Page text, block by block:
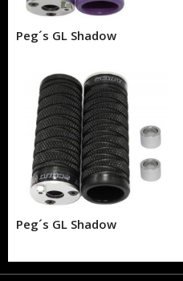
Peg´s GL Shadow
Peg´s GL Shadow